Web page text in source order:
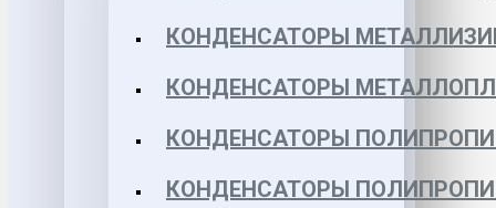
КОНДЕНСАТОРЫ
КОНДЕНСАТОРЫ
КОНДЕНСАТОРЫ
КОНДЕНСАТОРЫ